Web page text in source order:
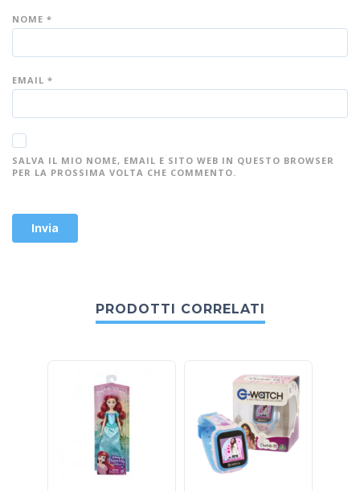
NOME *
EMAIL *
SALVA IL MIO NOME, EMAIL E SITO WEB IN QUESTO BROWSER
PER LA PROSSIMA VOLTA CHE COMMENTO.
PRODOTTI CORRELATI